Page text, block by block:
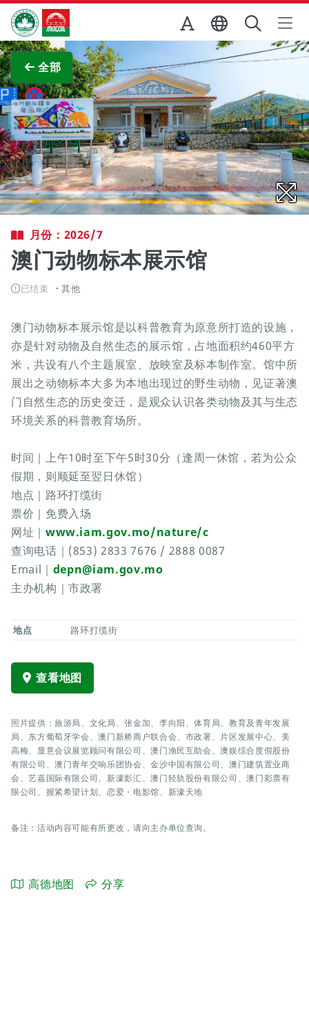
跳至主内容
澳门特别行政区政府旅游局
全部
月份：2026/7
澳门动物标本展示馆
已结束 其他
澳门动物标本展示馆是以科普教育为原意所打造的设施，
亦是针对动物及自然生态的展示馆，占地面积约460平方
米，共设有八个主题展室、放映室及标本制作室。馆中所
展出之动物标本大多为本地出现过的野生动物，见证著澳
门自然生态的历史变迁，是观众认识各类动物及其与生态
环境关系的科普教育场所。
时间｜上午10时至下午5时30分（逢周一休馆，若为公众
假期，则顺延至翌日休馆）
地点｜路环打缆街
票价｜免费入场
网址｜ www.iam.gov.mo/nature/c
查询电话｜(853) 2833 7676 / 2888 0087
Email｜ depn@iam.gov.mo
主办机构｜市政署
地点 路环打缆街
查看地图
照片提供：旅游局、文化局、张金加、李向阳、体育局、教育及青年发展
局、东方葡萄牙学会、澳门新桥商户联合会、市政署、片区发展中心、美
高梅、显意会议展览顾问有限公司、澳门渔民互助会、澳娱综合度假股份
有限公司、澳门青年交响乐团协会、金沙中国有限公司、澳门建筑置业商
会、艺嘉国际有限公司、新濠影汇、澳门轻轨股份有限公司、澳门彩票有
限公司、握紧希望计划、恋爱・电影馆、新濠天地
备注：活动内容可能有所更改，请向主办单位查询。
高德地图 分享